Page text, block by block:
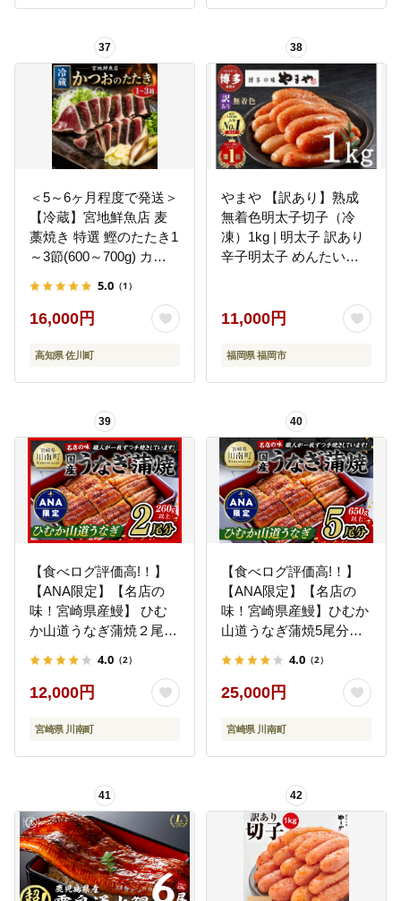
37
＜5～6ヶ月程度で発送＞
【冷蔵】宮地鮮魚店 麦
藁焼き 特選 鰹のたたき1
～3節(600～700g) カツ
できません》 ※※配送
できない地域があります
5.0 （1）
16,000円
高知県 佐川町
38
やまや 【訳あり】熟成
無着色明太子切子（冷
凍）1kg | 明太子 訳あり
辛子明太子 めんたいこ
大容量 小分け 便利 福岡
県 福岡市 福岡 博多 九州
11,000円
福岡県 福岡市
39
【食べログ評価高!！】
【ANA限定】【名店の
味！宮崎県産鰻】 ひむ
か山道うなぎ蒲焼２尾分
うなぎ ウナギ 鰻 】
[B08410]
4.0 （2）
12,000円
宮崎県 川南町
40
【食べログ評価高!！】
【ANA限定】【名店の
味！宮崎県産鰻】ひむか
山道うなぎ蒲焼5尾分
ぎ ウナギ 鰻】 [B08412]
4.0 （2）
25,000円
宮崎県 川南町
41 42